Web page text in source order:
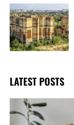
LATEST POSTS